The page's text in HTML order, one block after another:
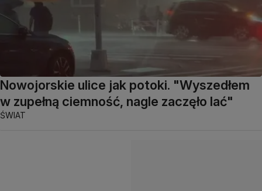
Nowojorskie ulice jak potoki. "Wyszedłem
w zupełną ciemność, nagle zaczęło lać"
ŚWIAT